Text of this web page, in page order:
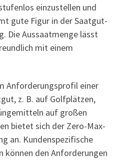
einzustellen und
gute Figur in der Saatgut-
Die Aussaatmenge lässt
mit einem
Anforderungsprofil einer
z. B. auf Golfplätzen,
auf großen
bietet sich der Zero-Max-
an. Kundenspezifische
können den Anforderungen